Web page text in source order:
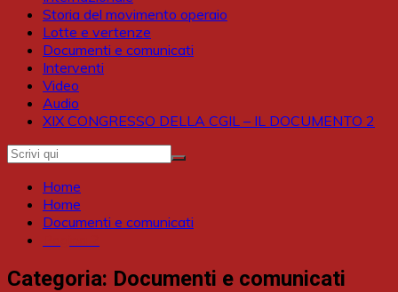
Storia del movimento operaio
Lotte e vertenze
Documenti e comunicati
Interventi
Video
Audio
XIX CONGRESSO DELLA CGIL – IL DOCUMENTO 2
Home
Home
Documenti e comunicati
Categoria: Documenti e comunicati